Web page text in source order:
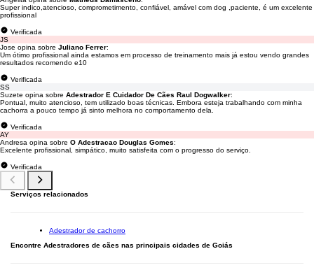
Super indico,atencioso, comprometimento, confiável, amável com dog ,paciente, é um excelente
profissional
Verificada
JS
Jose opina sobre Juliano Ferrer:
Um ótimo profissional ainda estamos em processo de treinamento mais já estou vendo grandes
resultados recomendo e10
Verificada
SS
Suzete opina sobre Adestrador E Cuidador De Cães Raul Dogwalker:
Pontual, muito atencioso, tem utilizado boas técnicas. Embora esteja trabalhando com minha
cachorra a pouco tempo já sinto melhora no comportamento dela.
Verificada
AY
Andresa opina sobre O Adestracao Douglas Gomes:
Excelente profissional, simpático, muito satisfeita com o progresso do serviço.
Verificada
Serviços relacionados
Adestrador de cachorro
Encontre Adestradores de cães nas principais cidades de Goiás